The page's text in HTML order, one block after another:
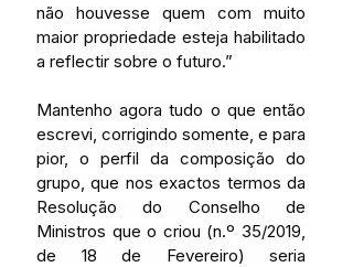
não houvesse quem com muito
maior propriedade esteja habilitado
a reflectir sobre o futuro.”
Mantenho agora tudo o que então
escrevi, corrigindo somente, e para
pior, o perfil da composição do
grupo, que nos exactos termos da
Resolução do Conselho de
Ministros que o criou (n.º 35/2019,
de 18 de Fevereiro) seria